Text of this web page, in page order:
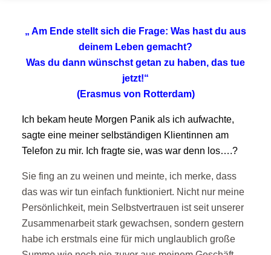
„ Am Ende stellt sich die Frage: Was hast du aus
deinem Leben gemacht?
Was du dann wünschst getan zu haben, das tue
jetzt!“
(Erasmus von Rotterdam)
Ich bekam heute Morgen Panik als ich aufwachte,
sagte eine meiner selbständigen Klientinnen am
Telefon zu mir. Ich fragte sie, was war denn los….?
Sie fing an zu weinen und meinte, ich merke, dass
das was wir tun einfach funktioniert. Nicht nur meine
Persönlichkeit, mein Selbstvertrauen ist seit unserer
Zusammenarbeit stark gewachsen, sondern gestern
habe ich erstmals eine für mich unglaublich große